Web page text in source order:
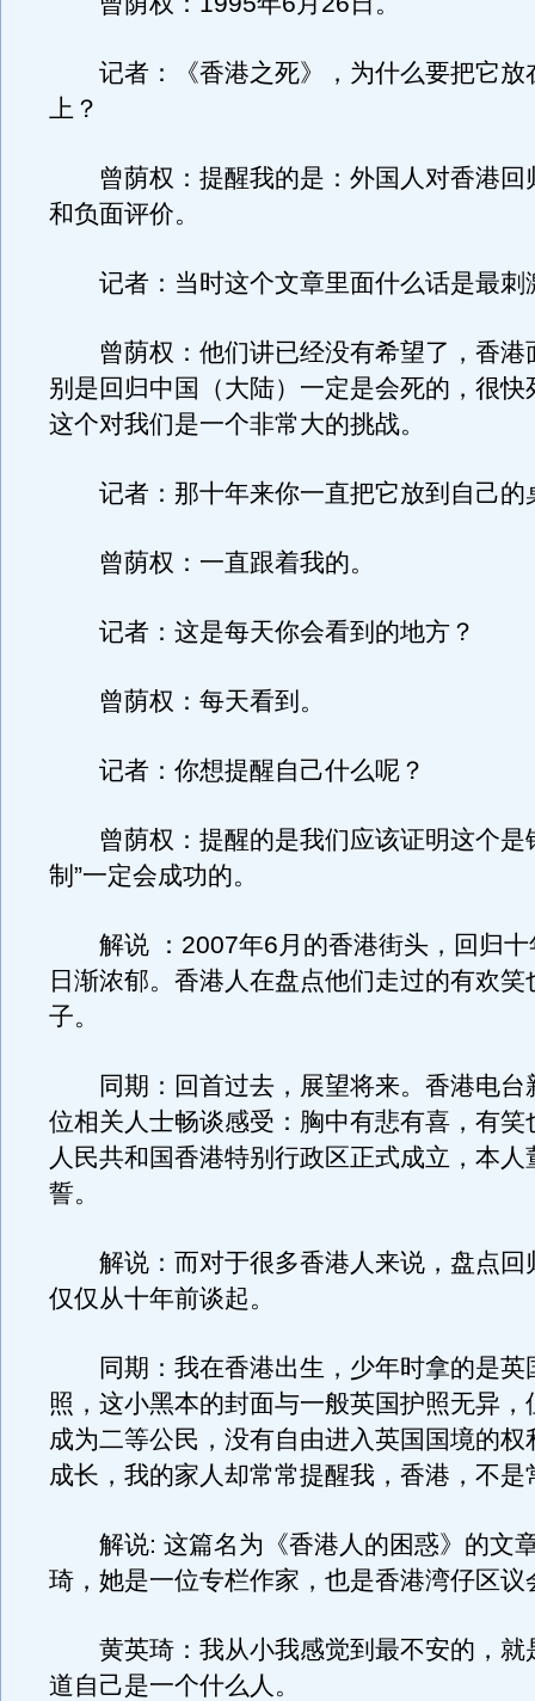
记者：《香港之死》，为什么要把它放
上？
曾荫权：提醒我的是：外国人对香港回
和负面评价。
记者：当时这个文章里面什么话是最刺
曾荫权：他们讲已经没有希望了，香港
别是回归中国（大陆）一定是会死的，很快
这个对我们是一个非常大的挑战。
记者：那十年来你一直把它放到自己的
曾荫权：一直跟着我的。
记者：这是每天你会看到的地方？
曾荫权：每天看到。
记者：你想提醒自己什么呢？
曾荫权：提醒的是我们应该证明这个是
制”一定会成功的。
解说 ：2007年6月的香港街头，回归十
日渐浓郁。香港人在盘点他们走过的有欢笑
子。
同期：回首过去，展望将来。香港电台
位相关人士畅谈感受：胸中有悲有喜，有笑
人民共和国香港特别行政区正式成立，本人
誓。
解说：而对于很多香港人来说，盘点回
仅仅从十年前谈起。
同期：我在香港出生，少年时拿的是英
照，这小黑本的封面与一般英国护照无异，
成为二等公民，没有自由进入英国国境的权
成长，我的家人却常常提醒我，香港，不是
解说: 这篇名为《香港人的困惑》的文
琦，她是一位专栏作家，也是香港湾仔区议
黄英琦：我从小我感觉到最不安的，就
道自己是一个什么人。